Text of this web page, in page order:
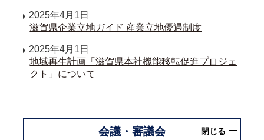
2025年4月1日
滋賀県企業立地ガイド 産業立地優遇制度
2025年4月1日
地域再生計画「滋賀県本社機能移転促進プロジェ
クト」について
会議・審議会 閉じる